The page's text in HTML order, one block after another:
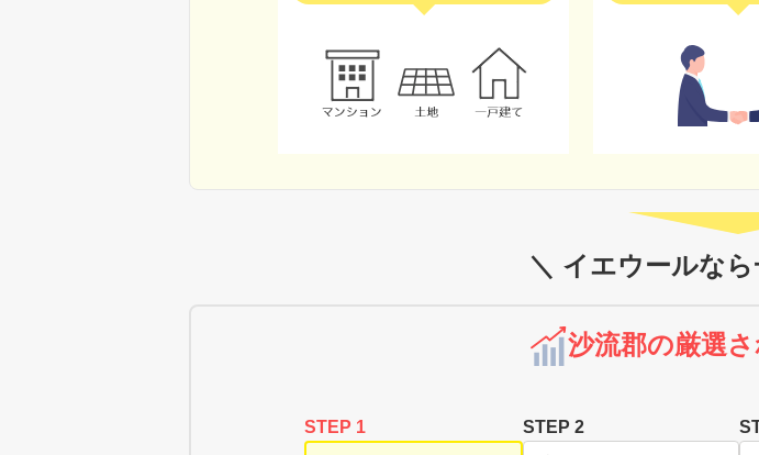
＼ イエウールな
沙流郡の厳選
STEP 1 STEP 2